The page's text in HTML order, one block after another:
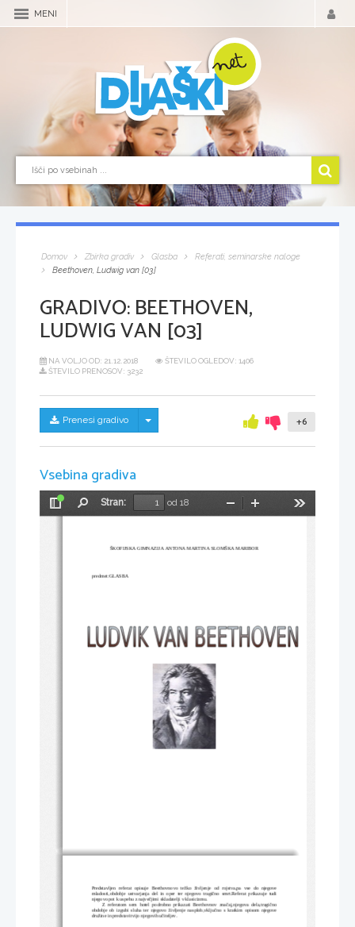
MENI
Domov Zbirka gradiv Glasba
Referati, seminarske naloge
Beethoven, Ludwig van [03]
GRADIVO:BEETHOVEN,
LUDWIG VAN [03]
NA VOLJO OD: 21.12.2018
ŠTEVILO OGLEDOV: 1406
ŠTEVILO PRENOSOV: 3232
Prenesi gradivo Skrij/prikaži meni +6
Vsebina gradiva
Preklopi
Stran:
od 18
Pomanjšaj
ŠKOFIJSKA GIMNAZIJA ANTONA MARTINA SLOMŠKA MARIBOR
predmet:GLASBA
Predstavljen   referat   opisuje   Beethovnovo   težko   življenje   od   rojstva,pa   vse   do   njegove
mladosti,obdobje   ustvarjanja   del   in   oper   ter   njegovo   tragično   smrt.Referat   prikazuje   tudi
njegovo pot k uspehu z največjimi skladatelji v klasicizmu.
        Z   referatom   sem   hotel   podrobno   prikazati   Beethovnov   značaj,njegova   dela,tragično
obdobje ob izgubi sluha ter njegovo življenje  nasploh,vključno s kratkim opisom njegove
družine in predstavitvijo njegovih učiteljev.